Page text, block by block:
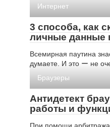
Интернет
3 способа, как
личные данные
Всемирная паутина
думаете. И это ー не
Браузеры
Антидетект
работы и